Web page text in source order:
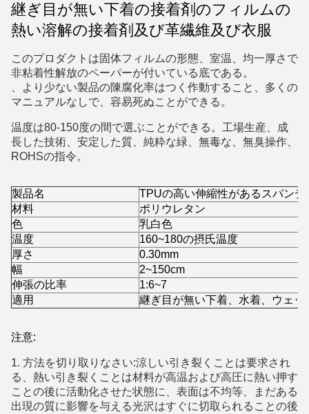
継ぎ目が無い下着の接着剤のフィルムの
熱い溶解の接着剤及び革繊維及び衣服
このプロダクトは固体フィルムの形態、室温、均一厚さで
非粘着性解放のペーパーが付いている底である。
、より少ない製品の陳腐化率はつく作動すること、多くの
マニュアルなしで、容易死ぬことができる。
温度は80-150度の間で選ぶことができる。工場生産、成
長した技術、安定した質、純粋な緑、無毒な、無臭操作、
ROHSの指令。
製品名
TPUの高い伸縮性があるスパンデ
材料
ポリウレタン
色
乳白色
温度
160~180の摂氏温度
厚さ
0.30mm
幅
2~150cm
伸張の比率
1:6~7
適用
継ぎ目が無い下着、水着、ウェッ
注意:
1. 方法を切り取りなさい:涼しい引き裂くことは要求され
る、熱い引き裂くことは材料が高温および高圧に熱い押す
ことの後に活動化させた状態に、表面は不均等、まだある
出現の質に影響を与える光沢はすぐに切取られることの後